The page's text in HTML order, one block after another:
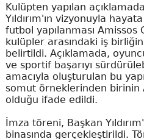
Kulüpten yapılan
Yıldırım'ın vizyonuyla
futbol yapılanması Amissos
kulüpler arasındaki iş
belirtildi. Açıklamada,
ve sportif başarıyı
amacıyla oluşturulan bu
somut örneklerinden birinin
olduğu ifade edildi.
İmza töreni, Başkan
binasında gerçekleştirildi.